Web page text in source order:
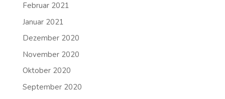
Februar 2021
Januar 2021
Dezember 2020
November 2020
Oktober 2020
September 2020